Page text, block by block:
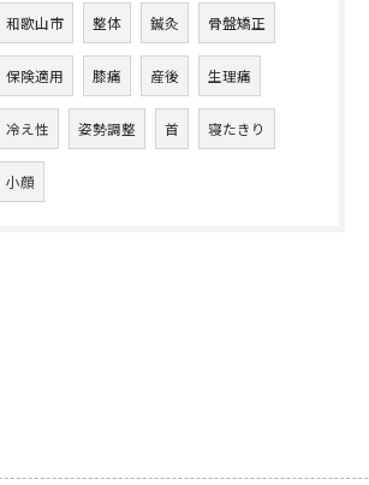
和歌山市 整体 鍼灸 骨盤矯正
保険適用 膝痛 産後 生理痛
冷え性 姿勢調整 首 寝たきり
小顔